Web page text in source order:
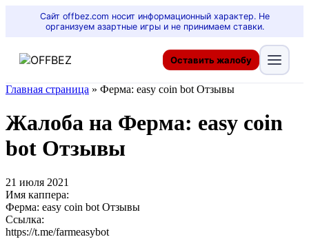
Сайт offbez.com носит информационный характер. Не
организуем азартные игры и не принимаем ставки.
Оставить жалобу
Главная страница » Ферма: easy coin bot Отзывы
Жалоба на Ферма: easy coin
bot Отзывы
21 июля 2021
Имя каппера:
Ферма: easy coin bot Отзывы
Ссылка:
https://t.me/farmeasybot